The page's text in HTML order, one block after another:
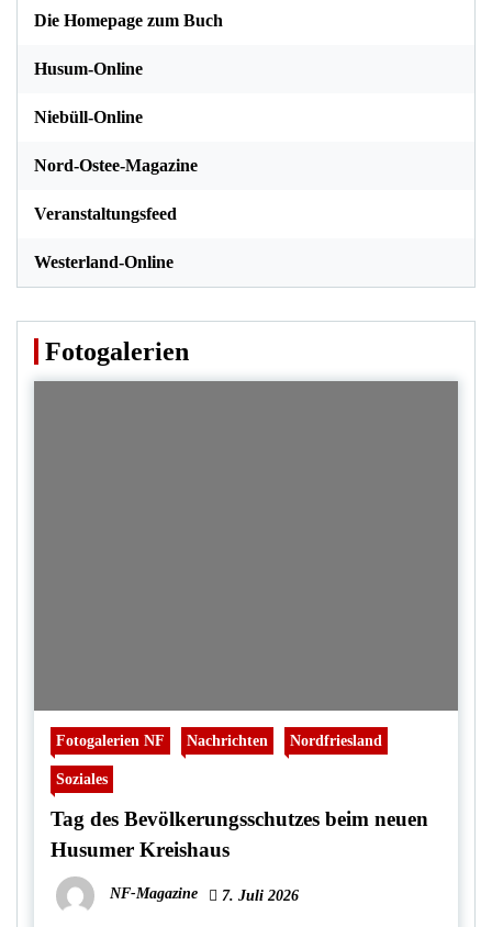
Die Homepage zum Buch
Husum-Online
Niebüll-Online
Nord-Ostee-Magazine
Veranstaltungsfeed
Westerland-Online
Fotogalerien
Fotogalerien NF Nachrichten Nordfriesland
Soziales
Tag des Bevölkerungsschutzes beim neuen
Husumer Kreishaus
NF-Magazine 7. Juli 2026